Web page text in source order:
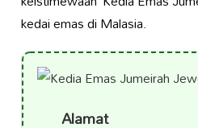
kedai emas di Malasia.
Alamat